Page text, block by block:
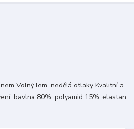
Volný lem, nedělá otlaky Kvalitní a
bavlna 80%, polyamid 15%, elastan